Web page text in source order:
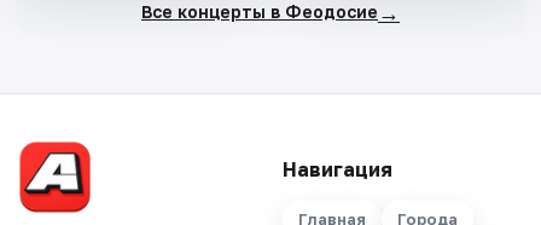
Все концерты в Феодосие →
Навигация
Главная Города